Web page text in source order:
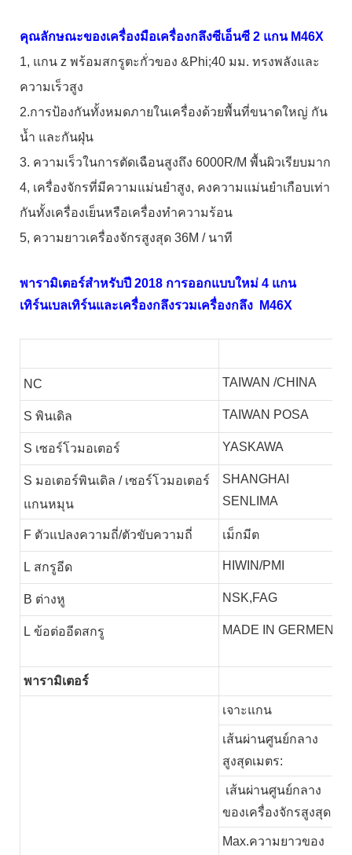
คุณลักษณะของเครื่องมือเครื่องกลึงซีเอ็นซี 2 แกน M46X
1, แกน z พร้อมสกรูตะกั่วของ &Phi;40 มม. ทรงพลังและ
ความเร็วสูง
2.การป้องกันทั้งหมดภายในเครื่องด้วยพื้นที่ขนาดใหญ่ กัน
น้ำ และกันฝุ่น
3. ความเร็วในการตัดเฉือนสูงถึง 6000R/M พื้นผิวเรียบมาก
4, เครื่องจักรที่มีความแม่นยำสูง, คงความแม่นยำเกือบเท่า
กันทั้งเครื่องเย็นหรือเครื่องทำความร้อน
5, ความยาวเครื่องจักรสูงสุด 36M / นาที
พารามิเตอร์สำหรับปี 2018 การออกแบบใหม่ 4 แกน
เทิร์นเบลเทิร์นและเครื่องกลึงรวมเครื่องกลึง M46X
NC TAIWAN /CHINA
S พินเดิล TAIWAN POSA
S เซอร์โวมอเตอร์ YASKAWA
S มอเตอร์พินเดิล / เซอร์โวมอเตอร์
แกนหมุน
SHANGHAI
SENLIMA
F ตัวแปลงความถี่/ตัวขับความถี่ เม็กมีต
L สกรูอีด HIWIN/PMI
B ต่างหู NSK,FAG
L ข้อต่ออีดสกรู MADE IN GERMEN
พารามิเตอร์
เจาะแกน
เส้นผ่านศูนย์กลาง
สูงสุดเมตร:
เส้นผ่านศูนย์กลาง
ของเครื่องจักรสูงสุด
Max.ความยาวของ